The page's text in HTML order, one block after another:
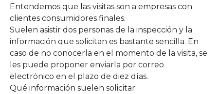
Entendemos que las visitas son a empresas con
clientes consumidores finales.
Suelen asistir dos personas de la inspección y la
información que solicitan es bastante sencilla. En
caso de no conocerla en el momento de la visita, se
les puede proponer enviarla por correo
electrónico en el plazo de diez días.
Qué información suelen solicitar: